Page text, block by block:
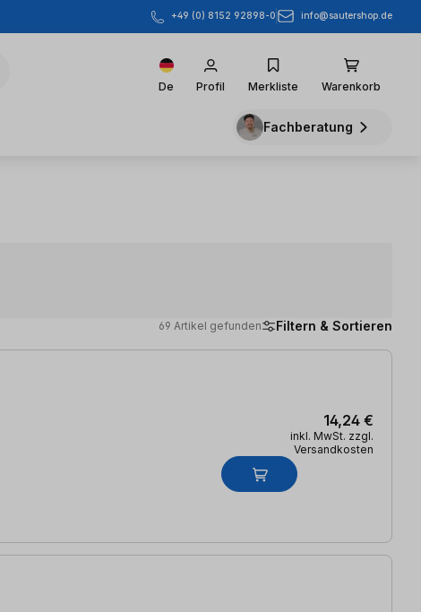
+49 (0) 8152 92898-0 info@sautershop.de
De Profil Merkliste Warenkorb
Fachberatung
69 Artikel gefunden Filtern & Sortieren
14,24 €
inkl. MwSt. zzgl.
Versandkosten